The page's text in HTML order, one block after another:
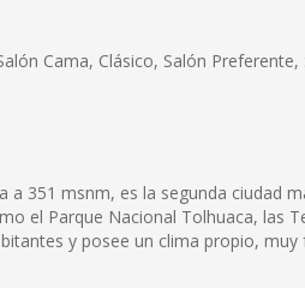
Cama, Clásico, Salón
351 msnm, es la segunda ciudad
el Parque Nacional Tolhuaca, las
y posee un clima propio,